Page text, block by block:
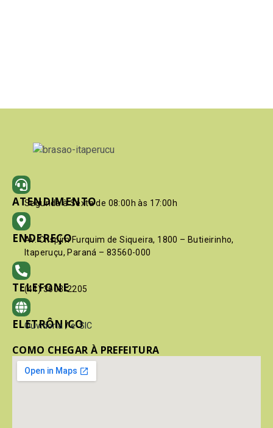
ATENDIMENTO
Segunda à Sexta de 08:00h às 17:00h
ENDEREÇO
Av. Crispim Furquim de Siqueira, 1800 – Butieirinho,
Itaperuçu, Paraná – 83560-000
TELEFONE
(41) 3603-2205
ELETRÔNICO
Ouvidoria / e-SIC
COMO CHEGAR À PREFEITURA